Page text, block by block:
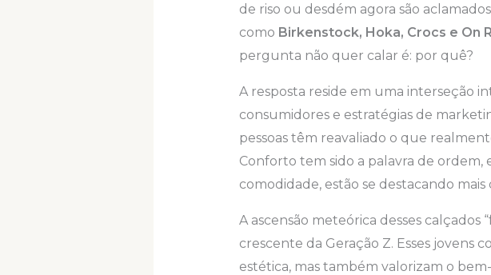
de riso ou desdém agora são
como Birkenstock, Hoka, Crocs e On
pergunta não quer calar é: por quê?
A resposta reside em uma interseção
consumidores e estratégias de
pessoas têm reavaliado o que
Conforto tem sido a palavra de ordem,
comodidade, estão se destacando
A ascensão meteórica desses
crescente da Geração Z. Esses jovens
estética, mas também valorizam o